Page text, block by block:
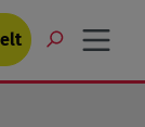
dem